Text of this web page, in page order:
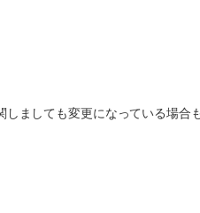
ましても変更になっている場合